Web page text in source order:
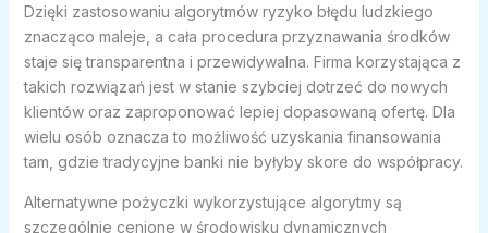
Dzięki zastosowaniu algorytmów ryzyko błędu ludzkiego
znacząco maleje, a cała procedura przyznawania środków
staje się transparentna i przewidywalna. Firma korzystająca z
takich rozwiązań jest w stanie szybciej dotrzeć do nowych
klientów oraz zaproponować lepiej dopasowaną ofertę. Dla
wielu osób oznacza to możliwość uzyskania finansowania
tam, gdzie tradycyjne banki nie byłyby skore do współpracy.
Alternatywne pożyczki wykorzystujące algorytmy są
szczególnie cenione w środowisku dynamicznych